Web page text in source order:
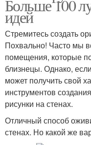
Больше 100
идей
Стремитесь создать
Похвально! Часто мы
помещения, которые
близнецы. Однако,
может получить свой
инструментов
рисунки на стенах.
Отличный способ
стенах. Но какой же